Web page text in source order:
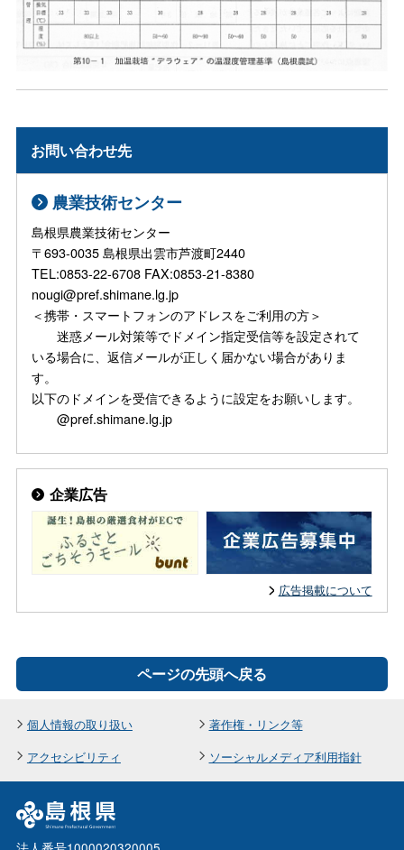
お問い合わせ先
農業技術センター
島根県農業技術センター
〒693-0035 島根県出雲市芦渡町2440
TEL:0853-22-6708 FAX:0853-21-8380
nougi@pref.shimane.lg.jp
＜携帯・スマートフォンのアドレスをご利用の方＞
迷惑メール対策等でドメイン指定受信等を設定されて
いる場合に、返信メールが正しく届かない場合がありま
す。
以下のドメインを受信できるように設定をお願いします。
@pref.shimane.lg.jp
企業広告
広告掲載について
ページの先頭へ戻る
個人情報の取り扱い
著作権・リンク等
アクセシビリティ
ソーシャルメディア利用指針